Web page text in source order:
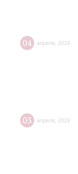
04 апреля 2019
03 апреля 2019